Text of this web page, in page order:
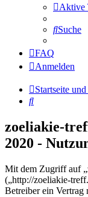
Aktive
Suche
FAQ
Anmelden
Startseite
Suche
zoeliakie-
2020 -
Mit dem Zugriff auf
(„http://zoeliakie-
Betreiber ein Vertrag